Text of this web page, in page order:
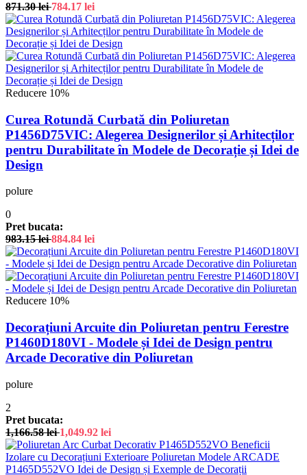
871.30lei 784.17 lei
Reducere 10%
Curea Rotundă Curbată din Poliuretan
P1456D75VIC: Alegerea Designerilor și Arhitecților
pentru Durabilitate în Modele de Decorație și Idei de
Design
polure
0
Pret bucata:
983.15lei 884.84 lei
Reducere 10%
Decorațiuni Arcuite din Poliuretan pentru Ferestre
P1460D180VI - Modele și Idei de Design pentru
Arcade Decorative din Poliuretan
polure
2
Pret bucata:
1,166.58lei 1,049.92 lei